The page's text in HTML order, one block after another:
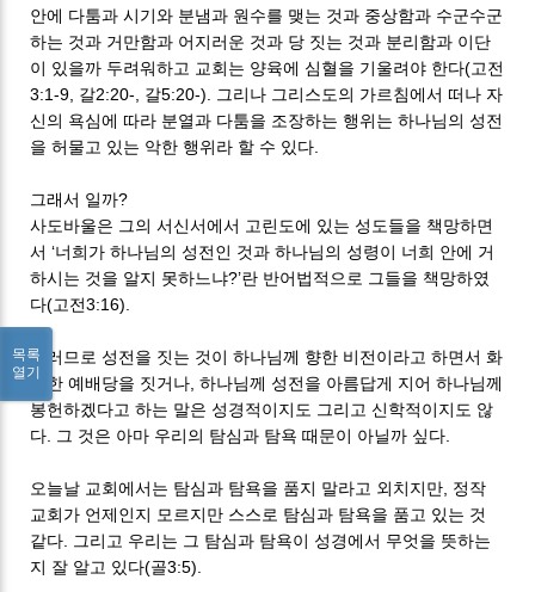
안에 다툼과 시기와 분냄과 원수를 맺는 것과 중상함과 수군수군
하는 것과 거만함과 어지러운 것과 당 짓는 것과 분리함과 이단
이 있을까 두려워하고 교회는 양육에 심혈을 기울려야 한다(고전
3:1-9, 갈2:20-, 갈5:20-). 그리나 그리스도의 가르침에서 떠나 자
신의 욕심에 따라 분열과 다툼을 조장하는 행위는 하나님의 성전
을 허물고 있는 악한 행위라 할 수 있다.
그래서 일까?
사도바울은 그의 서신서에서 고린도에 있는 성도들을 책망하면
서 ‘너희가 하나님의 성전인 것과 하나님의 성령이 너희 안에 거
하시는 것을 알지 못하느냐?’란 반어법적으로 그들을 책망하였
다(고전3:16).
그러므로 성전을 짓는 것이 하나님께 향한 비전이라고 하면서 화
려한 예배당을 짓거나, 하나님께 성전을 아름답게 지어 하나님께
봉헌하겠다고 하는 말은 성경적이지도 그리고 신학적이지도 않
다. 그 것은 아마 우리의 탐심과 탐욕 때문이 아닐까 싶다.
오늘날 교회에서는 탐심과 탐욕을 품지 말라고 외치지만, 정작
교회가 언제인지 모르지만 스스로 탐심과 탐욕을 품고 있는 것
같다. 그리고 우리는 그 탐심과 탐욕이 성경에서 무엇을 뜻하는
지 잘 알고 있다(골3:5).
목록
열기